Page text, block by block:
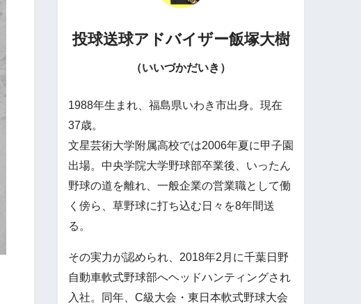
投球送球アドバイザー飯塚大樹
（いいづかだいき）
1988年生まれ、福島県いわき市出身。現在
37歳。
文星芸術大学附属高校では2006年夏に甲子園
出場。中央学院大学野球部卒業後、いったん
野球の道を離れ、一般企業の営業職として働
く傍ら、草野球に打ち込む日々を8年間送
る。
その実力が認められ、2018年2月に千葉日野
自動車軟式野球部へヘッドハンティングされ
入社。同年、C級大会・東日本軟式野球大会